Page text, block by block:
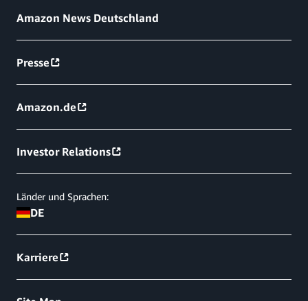
Amazon News Deutschland
Presse
Amazon.de
Investor Relations
Länder und Sprachen:
DE
Karriere